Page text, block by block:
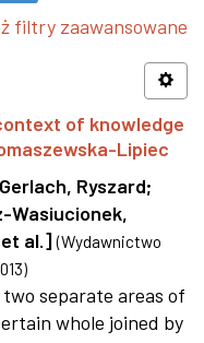
filtry zaawansowane
of knowledge
Lipiec
Gerlach, Ryszard;
Wasiucionek,
al.] (Wydawnictwo
)
separate areas of
whole joined by